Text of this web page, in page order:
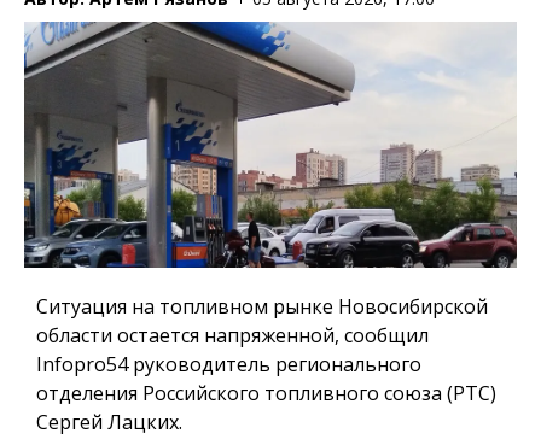
Ситуация на топливном рынке Новосибирской
области остается напряженной, сообщил
Infopro54 руководитель регионального
отделения Российского топливного союза (РТС)
Сергей Лацких.